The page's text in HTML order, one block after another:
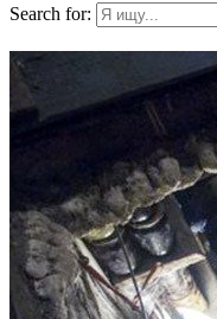
Search for: